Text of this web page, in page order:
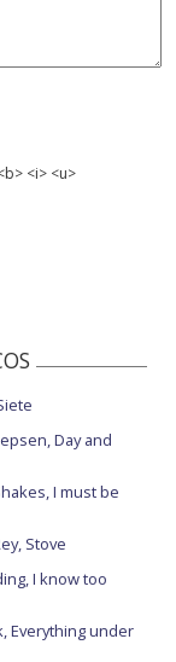
<i> <u>
Day and
I must be
Stove
I know too
Everything under